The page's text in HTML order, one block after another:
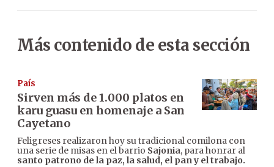
Más contenido de esta sección
País
Sirven más de 1.000 platos en
karu guasu en homenaje a San
Cayetano
Feligreses realizaron hoy su tradicional comilona con
una serie de misas en el barrio Sajonia, para honrar al
santo patrono de la paz, la salud, el pan y el trabajo.